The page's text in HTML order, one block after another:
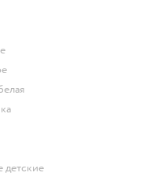
детские